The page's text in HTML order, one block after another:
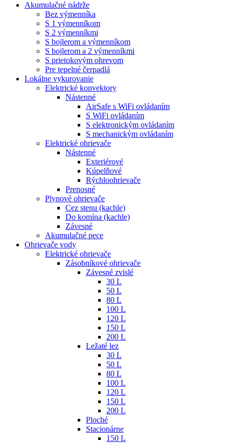
Akumulačné nádrže
Bez výmenníka
S 1 výmenníkom
S 2 výmenníkmi
S bojlerom a výmenníkom
S bojlerom a 2 výmenníkmi
S prietokovým ohrevom
Pre tepelné čerpadlá
Lokálne vykurovanie
Elektrické konvektory
Nástenné
AirSafe s WiFi ovládaním
S WiFi ovládaním
S elektronickým ovládaním
S mechanickým ovládaním
Elektrické ohrievače
Nástenné
Exteriérové
Kúpelňové
Rýchloohrievače
Prenosné
Plynové ohrievače
Cez stenu (kachle)
Do komína (kachle)
Závesné
Akumulačné pece
Ohrievače vody
Elektrické ohrievače
Zásobníkové ohrievače
Závesné zvislé
30 L
50 L
80 L
100 L
120 L
150 L
200 L
Ležaté lez
30 L
50 L
80 L
100 L
120 L
150 L
200 L
Ploché
Stacionárne
150 L